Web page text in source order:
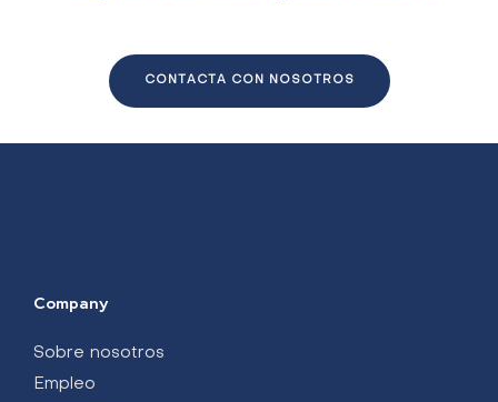
CONTACTA CON NOSOTROS
Company
Sobre nosotros
Empleo